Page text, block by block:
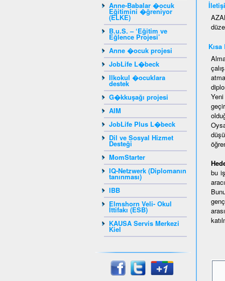
Anne-Babalar �ocuk
Eğitimini �ğreniyor
(ELKE)
B.u.S. – ‘Eğitim ve
Eğlence Projesi’
Anne �ocuk projesi
JobLife L�beck
Ilkokul �ocuklara
destek
G�kkuşağı projesi
AIM
JobLife Plus L�beck
Dil ve Sosyal Hizmet
Desteği
MomStarter
IQ-Netzwerk (Diplomanın
tanınması)
IBB
Elmshorn Veli- Okul
İttifakı (ESB)
KAUSA Servis Merkezi
Kiel
bu